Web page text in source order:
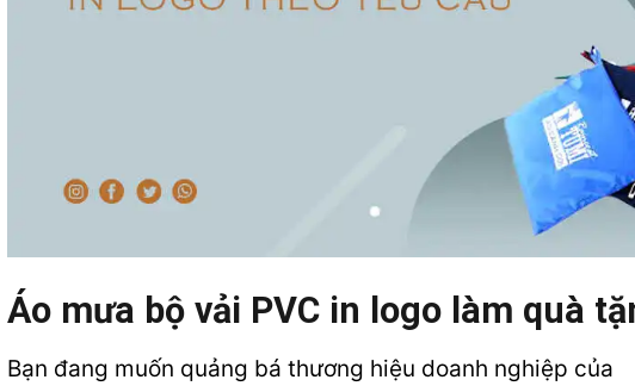
Áo mưa bộ vải PVC in logo làm quà
Bạn đang muốn quảng bá thương hiệu doanh nghiệp của